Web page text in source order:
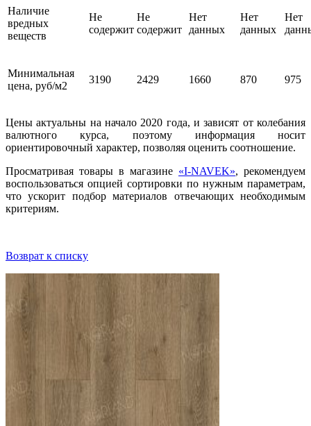
Наличие
вредных
веществ
Не
содержит
Не
содержит
Нет
данных
Нет
данных
Нет
Минимальная
цена, руб/м2
3190 2429 1660 870 975
Цены актуальны на начало 2020 года, и зависят от колебания
валютного курса, поэтому информация носит
ориентировочный характер, позволяя оценить соотношение.
Просматривая товары в магазине «I-NAVEK», рекомендуем
воспользоваться опцией сортировки по нужным параметрам,
что ускорит подбор материалов отвечающих необходимым
критериям.
Возврат к списку